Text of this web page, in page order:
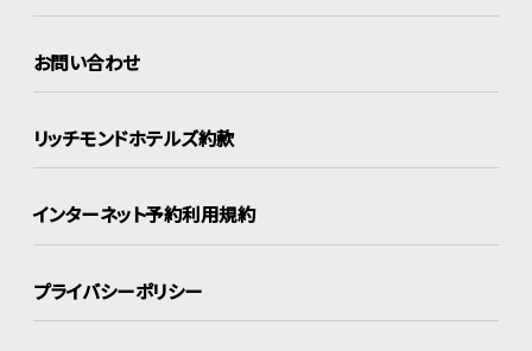
お問い合わせ
リッチモンドホテルズ約款
インターネット予約利用規約
プライバシーポリシー